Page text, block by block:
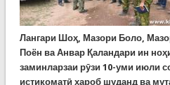
Лангари Шоҳ, Мазори Боло,
Поён ваАнвар Қаландари ин
заминларзаи рӯзи 10-уми июли
истиқоматӣ хароб шуданд ва